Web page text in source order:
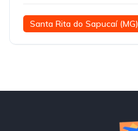
Santa Rita do Sapucaí (MG)